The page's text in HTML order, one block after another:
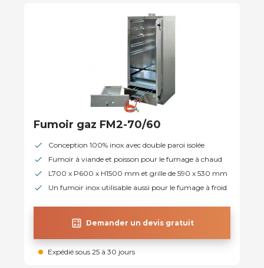
Fumoir gaz FM2-70/60
Conception 100% inox avec double paroi isolée
Fumoir à viande et poisson pour le fumage à chaud
L700 x P600 x H1500 mm et grille de 590 x 530 mm
Un fumoir inox utilisable aussi pour le fumage à froid
calculate Demander un devis gratuit
Expédié sous 25 à 30 jours